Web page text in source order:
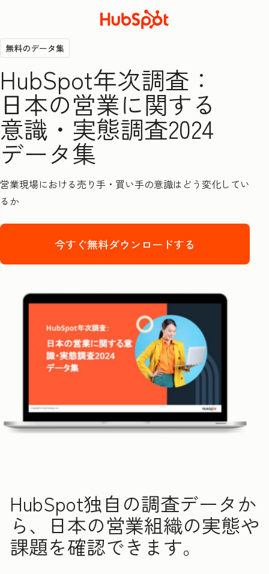
無料のデータ集
HubSpot年次調査：
日本の営業に関する
意識・実態調査2024
データ集
営業現場における売り手・買い手の意識はどう変化してい
るか
今すぐ無料ダウンロードする
HubSpot独自の調査データか
ら、日本の営業組織の実態や
課題を確認できます。